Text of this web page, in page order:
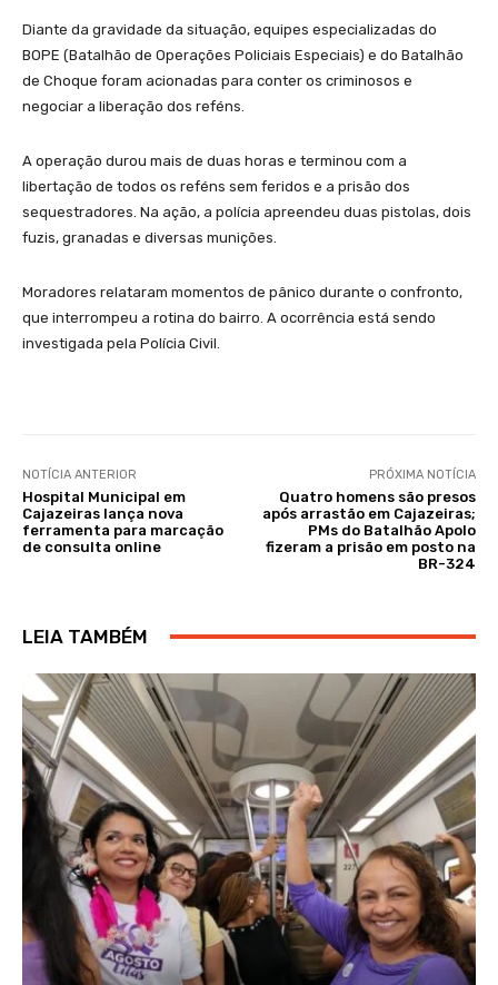
Diante da gravidade da situação, equipes especializadas do
BOPE (Batalhão de Operações Policiais Especiais) e do Batalhão
de Choque foram acionadas para conter os criminosos e
negociar a liberação dos reféns.
A operação durou mais de duas horas e terminou com a
libertação de todos os reféns sem feridos e a prisão dos
sequestradores. Na ação, a polícia apreendeu duas pistolas, dois
fuzis, granadas e diversas munições.
Moradores relataram momentos de pânico durante o confronto,
que interrompeu a rotina do bairro. A ocorrência está sendo
investigada pela Polícia Civil.
NOTÍCIA ANTERIOR
Hospital Municipal em
Cajazeiras lança nova
ferramenta para marcação
de consulta online
PRÓXIMA NOTÍCIA
Quatro homens são presos
após arrastão em Cajazeiras;
PMs do Batalhão Apolo
fizeram a prisão em posto na
BR-324
LEIA TAMBÉM